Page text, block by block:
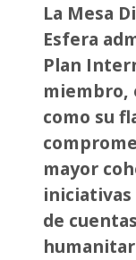
La Mesa
Esfera
Plan
miembro,
como su
mayor
iniciativas
de